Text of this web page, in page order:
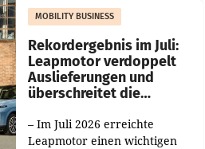
Die beiden Standorte liegen in
Haag sowie im rund
MOBILITY BUSINESS
Rekordergebnis im Juli:
Leapmotor verdoppelt
Auslieferungen und
überschreitet die
– Im Juli 2026 erreichte
Leapmotor einen wichtigen